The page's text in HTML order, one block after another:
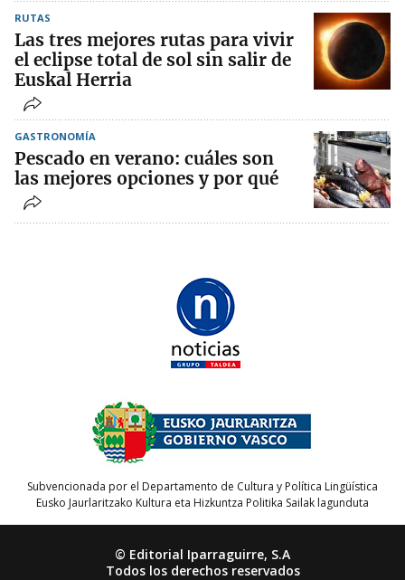
RUTAS
Las tres mejores rutas para vivir
el eclipse total de sol sin salir de
Euskal Herria
GASTRONOMÍA
Pescado en verano: cuáles son
las mejores opciones y por qué
Subvencionada por el Departamento de Cultura y Política Lingüística
Eusko Jaurlaritzako Kultura eta Hizkuntza Politika Sailak lagunduta
© Editorial Iparraguirre, S.A
Todos los derechos reservados